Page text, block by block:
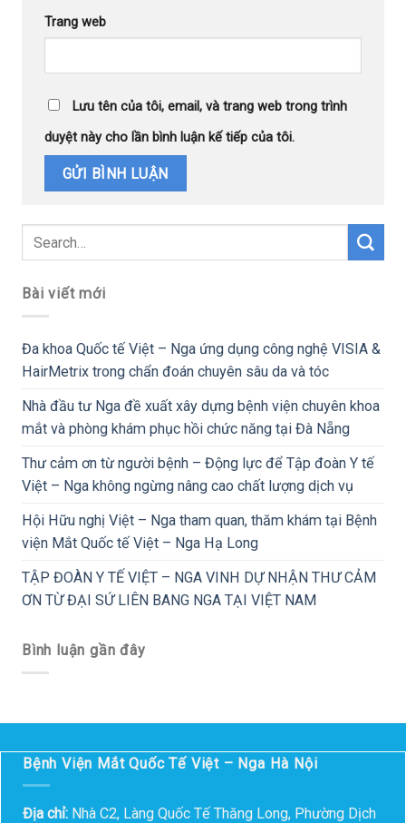
Trang web
Lưu tên của tôi, email, và trang web trong trình
duyệt này cho lần bình luận kế tiếp của tôi.
Bài viết mới
Đa khoa Quốc tế Việt – Nga ứng dụng công nghệ VISIA &
HairMetrix trong chẩn đoán chuyên sâu da và tóc
Nhà đầu tư Nga đề xuất xây dựng bệnh viện chuyên khoa
mắt và phòng khám phục hồi chức năng tại Đà Nẵng
Thư cảm ơn từ người bệnh – Động lực để Tập đoàn Y tế
Việt – Nga không ngừng nâng cao chất lượng dịch vụ
Hội Hữu nghị Việt – Nga tham quan, thăm khám tại Bệnh
viện Mắt Quốc tế Việt – Nga Hạ Long
TẬP ĐOÀN Y TẾ VIỆT – NGA VINH DỰ NHẬN THƯ CẢM
ƠN TỪ ĐẠI SỨ LIÊN BANG NGA TẠI VIỆT NAM
Bình luận gần đây
Bệnh Viện Mắt Quốc Tế Việt – Nga Hà Nội
Địa chỉ: Nhà C2, Làng Quốc Tế Thăng Long, Phường Dịch